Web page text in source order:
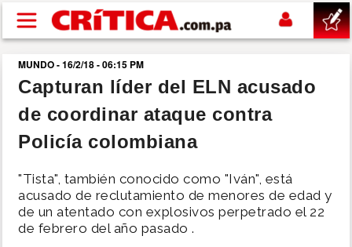
Pasar al contenido principal
buscar
SUCESOS
POLÍTICA
MUNDO - 16/2/18 - 06:15 PM
Capturan líder del ELN acusado
de coordinar ataque contra
Policía colombiana
"Tista", también conocido como "Iván", está
acusado de reclutamiento de menores de edad y
de un atentado con explosivos perpetrado el 22
de febrero del año pasado .